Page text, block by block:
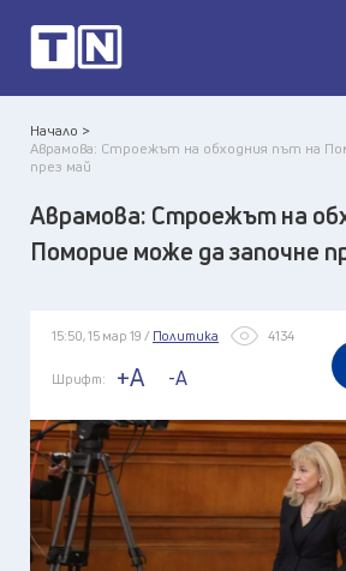
Начало >
Аврамова: Строежът на обходния път на
през май
Аврамова: Строежът на
Поморие може да започне
15:50, 15 мар 19 / Политика 4134
Шрифт: +A -A